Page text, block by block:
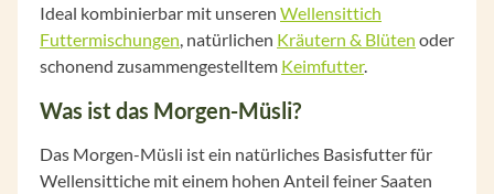
Ideal kombinierbar mit unseren Wellensittich
Futtermischungen , natürlichen Kräutern & Blüten oder
schonend zusammengestelltem Keimfutter.
Was ist das Morgen-Müsli?
Das Morgen-Müsli ist ein natürliches Basisfutter für
Wellensittiche mit einem hohen Anteil feiner Saaten